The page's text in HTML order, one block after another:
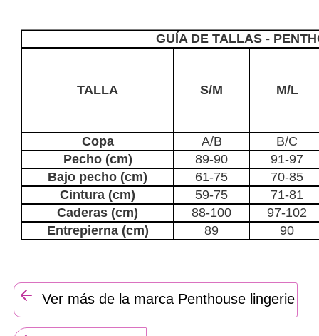
GUÍA DE TALLAS -
TALLA S/M M/L
Copa A/B
B/C
Pecho (cm)
89-90
91-97
Bajo pecho (cm)
61-75
70-85
Cintura (cm)
59-75
71-81
Caderas (cm)
88-100
97-102
Entrepierna (cm)
89 90
Ver más de la marca Penthouse lingerie